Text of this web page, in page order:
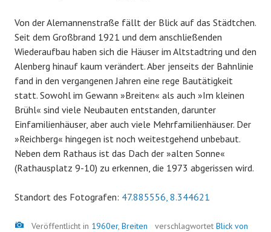
Von der Alemannenstraße fällt der Blick auf das Städtchen.
Seit dem Großbrand 1921 und dem anschließenden
Wiederaufbau haben sich die Häuser im Altstadtring und den
Alenberg hinauf kaum verändert. Aber jenseits der Bahnlinie
fand in den vergangenen Jahren eine rege Bautätigkeit
statt. Sowohl im Gewann »Breiten« als auch »Im kleinen
Brühl« sind viele Neubauten entstanden, darunter
Einfamilienhäuser, aber auch viele Mehrfamilienhäuser. Der
»Reichberg« hingegen ist noch weitestgehend unbebaut.
Neben dem Rathaus ist das Dach der »alten Sonne«
(Rathausplatz 9-10) zu erkennen, die 1973 abgerissen wird.
Standort des Fotografen: 47.885556, 8.344621
Bild
Veröffentlicht in 1960er, Breiten verschlagwortet Blick von